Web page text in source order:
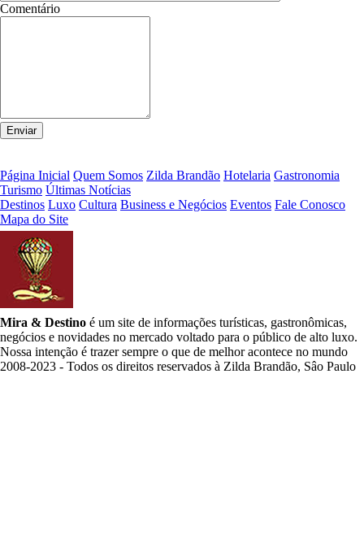
Comentário
Página Inicial Quem Somos Zilda Brandão Hotelaria Gastronomia
Turismo Últimas Notícias
Destinos Luxo Cultura Business e Negócios Eventos Fale Conosco
Mapa do Site
Mira & Destino é um site de informações turísticas, gastronômicas,
negócios e novidades no mercado voltado para o público de alto luxo.
Nossa intenção é trazer sempre o que de melhor acontece no mundo
2008-2023 - Todos os direitos reservados à Zilda Brandão, Sâo Paulo